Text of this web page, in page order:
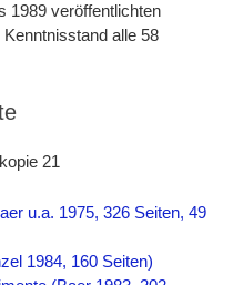
1989 veröffentlichten
alle 58
u.a. 1975, 326 Seiten, 49
1984, 160 Seiten)